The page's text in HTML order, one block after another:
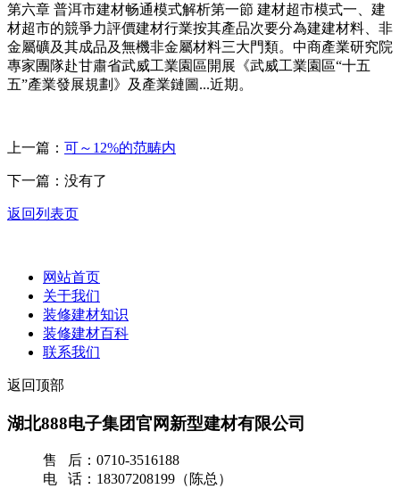
第六章 普洱市建材畅通模式解析第一節 建材超市模式一、建
材超市的競爭力評價建材行業按其產品次要分為建建材料、非
金屬礦及其成品及無機非金屬材料三大門類。中商產業研究院
專家團隊赴甘肅省武威工業園區開展《武威工業園區“十五
五”產業發展規劃》及產業鏈圖...近期。
上一篇： 可～12%的范畴内
下一篇：没有了
返回列表页
网站首页
关于我们
装修建材知识
装修建材百科
联系我们
返回顶部
湖北888电子集团官网新型建材有限公司
售 后：0710-3516188
电 话：18307208199（陈总）